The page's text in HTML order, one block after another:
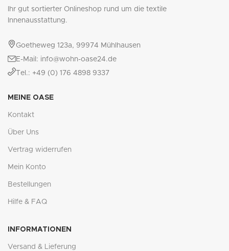
Ihr gut sortierter Onlineshop rund um die textile
Innenausstattung.
Goetheweg 123a, 99974 Mühlhausen
E-Mail: info@wohn-oase24.de
Tel.: +49 (0) 176 4898 9337
MEINE OASE
Kontakt
Über Uns
Vertrag widerrufen
Mein Konto
Bestellungen
Hilfe & FAQ
INFORMATIONEN
Versand & Lieferung